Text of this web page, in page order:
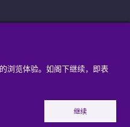
浏览体验。如阁下继续，即表
继续